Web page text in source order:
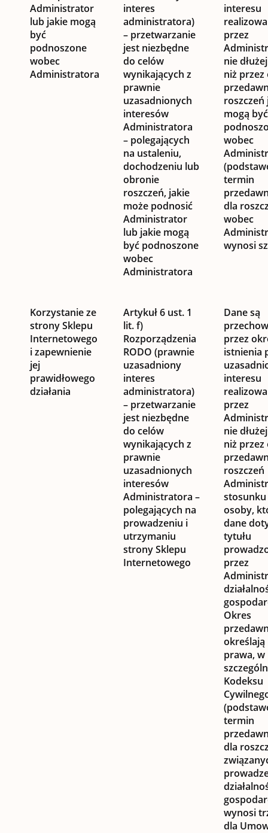
Administrator
lub jakie mogą
być
podnoszone
wobec
Administratora
interes
administratora)
– przetwarzanie
jest niezbędne
do celów
wynikających z
prawnie
uzasadnionych
interesów
Administratora
– polegających
na ustaleniu,
dochodzeniu lub
obronie
roszczeń, jakie
może podnosić
Administrator
lub jakie mogą
być podnoszone
wobec
Administratora
interesu
przez
nie
niż przez
roszczeń
mogą być
wobec
termin
dla
wobec
wynosi
Korzystanie ze
strony Sklepu
Internetowego
i zapewnienie
jej
prawidłowego
działania
Artykuł 6 ust. 1
lit. f)
Rozporządzenia
RODO (prawnie
uzasadniony
interes
administratora)
– przetwarzanie
jest niezbędne
do celów
wynikających z
prawnie
uzasadnionych
interesów
Administratora –
polegających na
prowadzeniu i
utrzymaniu
strony Sklepu
Internetowego
Dane są
przez
istnienia
interesu
przez
nie
niż przez
roszczeń
osoby,
dane
tytułu
przez
Okres
prawa, w
Kodeksu
termin
dla
wynosi
dla